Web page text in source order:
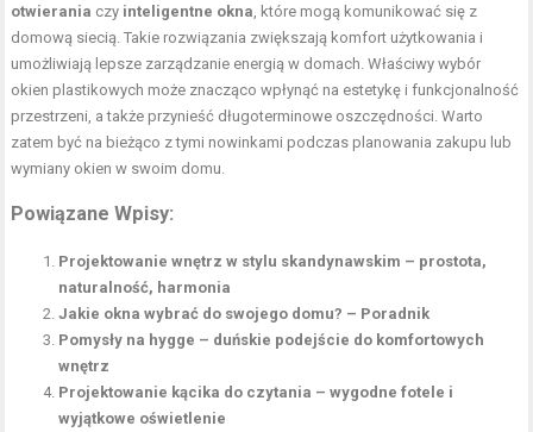
otwierania czy inteligentne okna , które mogą komunikować się z
domową siecią. Takie rozwiązania zwiększają komfort użytkowania i
umożliwiają lepsze zarządzanie energią w domach. Właściwy wybór
okien plastikowych może znacząco wpłynąć na estetykę i funkcjonalność
przestrzeni, a także przynieść długoterminowe oszczędności. Warto
zatem być na bieżąco z tymi nowinkami podczas planowania zakupu lub
wymiany okien w swoim domu.
Powiązane Wpisy:
Projektowanie wnętrz w stylu skandynawskim – prostota,
naturalność, harmonia
Jakie okna wybrać do swojego domu? – Poradnik
Pomysły na hygge – duńskie podejście do komfortowych
wnętrz
Projektowanie kącika do czytania – wygodne fotele i
wyjątkowe oświetlenie